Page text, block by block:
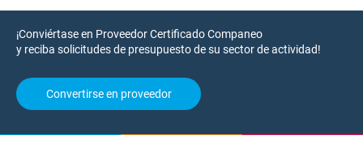
¡Conviértase en Proveedor Certificado Companeo
y reciba solicitudes de presupuesto de su sector de actividad!
Convertirse en proveedor